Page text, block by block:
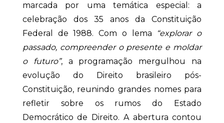
marcada por uma temática especial: a
celebração dos 35 anos da Constituição
Federal de 1988. Com o lema
“explorar o
passado, compreender o presente e moldar
o futuro”, a programação mergulhou na
evolução do Direito brasileiro pós-
Constituição, reunindo grandes nomes para
refletir sobre os rumos do Estado
Democrático de Direito. A abertura contou